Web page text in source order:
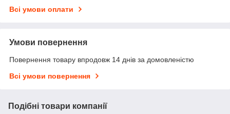
Всі умови оплати
Умови повернення
Повернення товару впродовж 14 днів за домовленістю
Всі умови повернення
Подібні товари компанії